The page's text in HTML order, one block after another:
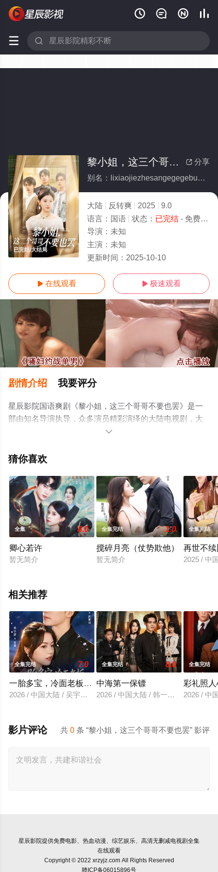
   
 
已完结/大结局
 分享
黎小姐，这三个哥哥不要也罢(全集)
别名：lixiaojiezhesangegegebuyaoyeba
大陆 反转爽 2025
9.0
语言： 国语 状态： 已完结- 免费在线观看
导演： 未知
主演： 未知
更新时间： 2025-10-10
 在线观看  极速观看
剧情介绍 我要评分
星辰影院国语爽剧《黎小姐，这三个哥哥不要也罢》是一
部由知名导演执导，众多演员精彩演绎的大陆电视剧，大
结局剧情已揭晓（已完结），手机免费观看高清未删减完
豆瓣电视剧、电视猫或剧情网等平台了解。

猜你喜欢
全集 8.0
卿心若许
暂无简介
全集完结 1.0
搅碎月亮（仗势欺他）
暂无简介
全集完结
再世不
2025 / 中
相关推荐
全集完结 7.0
一胎多宝，冷面老板拥我入怀
2026 / 中国大陆 / 吴宇航＆徐小舒
全集完结 8.0
中海第一保镖
2026 / 中国大陆 / 韩一波＆冷梓昕
全集完结
彩礼照
2026 / 中
共0 条 “黎小姐，这三个哥哥不要也罢” 影评
影片评论
星辰影院提供免费电影、热血动漫、综艺娱乐、高清无删减电视剧全集
在线观看
Copyright © 2022 xrzyjz.com All Rights Reserved
赣ICP备06015896号